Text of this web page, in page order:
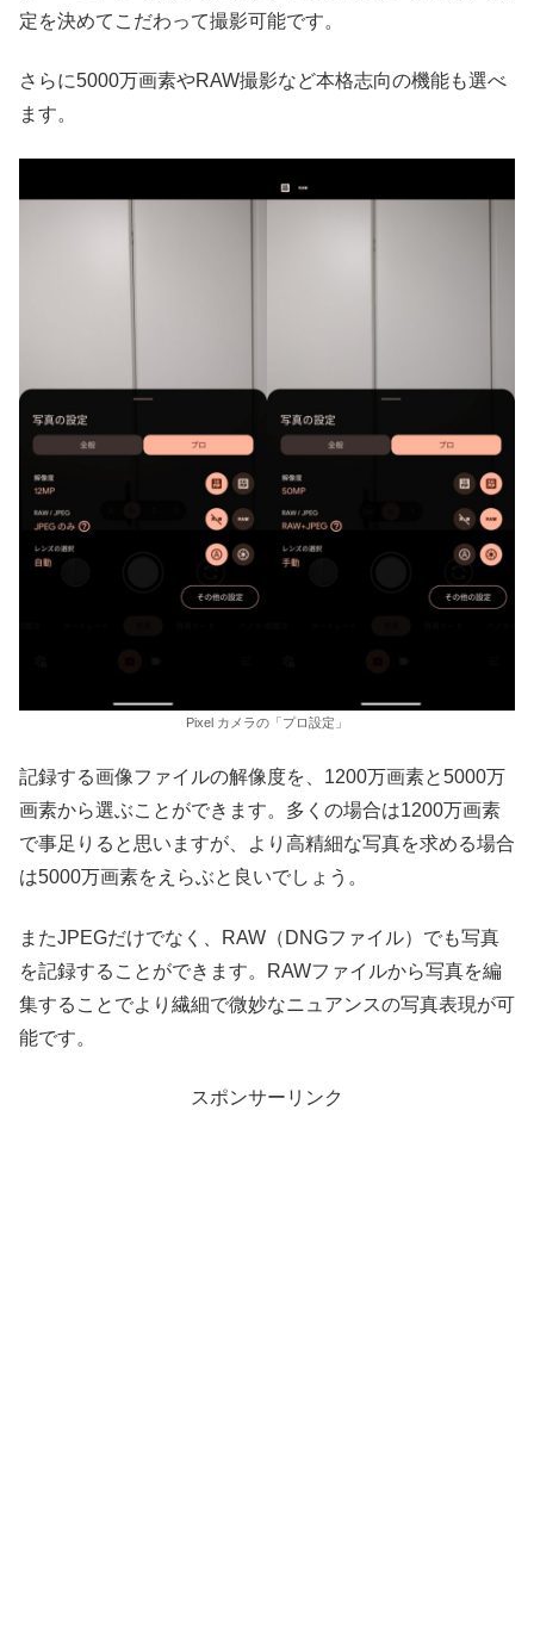
定を決めてこだわって撮影可能です。
さらに5000万画素やRAW撮影など本格志向の機能も選べ
ます。
Pixel カメラの「プロ設定」
記録する画像ファイルの解像度を、1200万画素と5000万
画素から選ぶことができます。多くの場合は1200万画素
で事足りると思いますが、より高精細な写真を求める場合
は5000万画素をえらぶと良いでしょう。
またJPEGだけでなく、RAW（DNGファイル）でも写真
を記録することができます。RAWファイルから写真を編
集することでより繊細で微妙なニュアンスの写真表現が可
能です。
スポンサーリンク